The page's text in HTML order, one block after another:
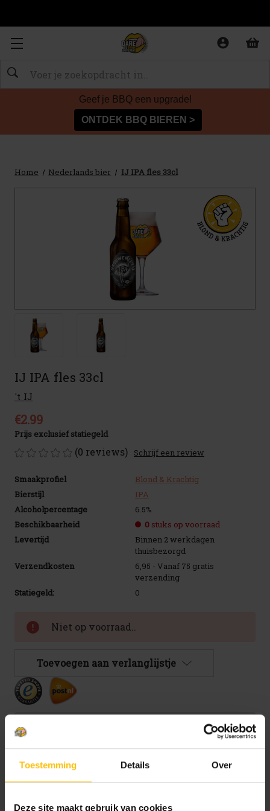
Toestemming Details Over
Deze site maakt gebruik van cookies
Zoeken
Geef je BBQ een upgrade!
ONTDEK BBQ BIEREN >
Home Nederlands bier IJ IPA fles 33cl
IJ IPA fles 33cl
't IJ
€2.99
Prijs exclusief statiegeld
(0 reviews) Schrijf een review
Smaakprofiel
Blond & Krachtig
Bierstijl
IPA
Alcoholpercentage
6.5%
Beschikbaarheid
0 stuks op voorraad
Levertijd
Binnen 2 werkdagen
thuisbezorgd
Verzendkosten
6,95 - Vanaf 75 gratis
verzending
Statiegeld:
0
voorraad: Niet op voorraad..
Toevoegen aan verlanglijstje
We mailen je graag zodra het product terug op